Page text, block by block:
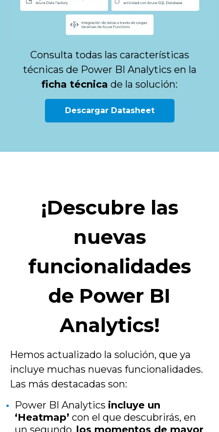
Consulta todas las características
técnicas de Power BI Analytics en la
ficha técnica de la solución:
Descargar Datasheet
¡Descubre las
nuevas
funcionalidades
de Power BI
Analytics!
Hemos actualizado la solución, que ya
incluye muchas nuevas funcionalidades.
Las más destacadas son:
Power BI Analytics incluye un
‘Heatmap’ con el que descubrirás, en